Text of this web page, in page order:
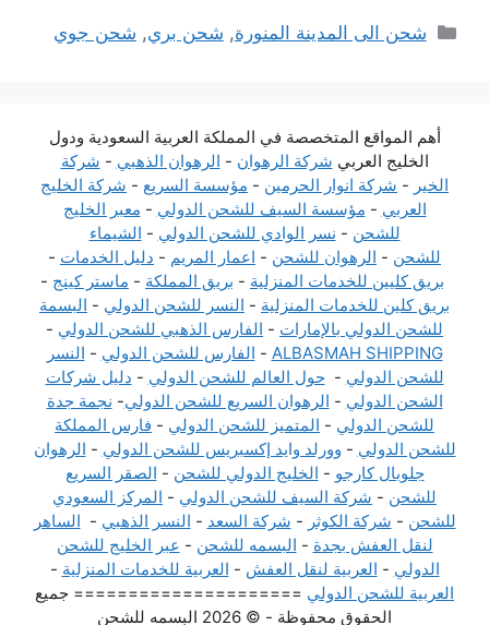
التصنيفات
شحن الى المدينة المنورة, شحن بري, شحن جوي
أهم المواقع المتخصصة في المملكة العربية السعودية ودول
الخليج العربي شركة الرهوان - الرهوان الذهبي - شركة
الخير - شركة انوار الحرمين - مؤسسة السريع - شركة الخليج
العربي - مؤسسة السيف للشحن الدولي - معبر الخليج
للشحن - نسر الوادي للشحن الدولي - الشيماء
للشحن - الرهوان للشحن - اعمار المريم - دليل الخدمات -
بريق كليين للخدمات المنزلية - بريق المملكة - ماستر كينج -
بريق كلين للخدمات المنزلية - النسر للشحن الدولي - البسمة
للشحن الدولي بالإمارات - الفارس الذهبي للشحن الدولي -
ALBASMAH SHIPPING
- الفارس للشحن الدولي - النسر
للشحن الدولي -حول العالم للشحن الدولي - دليل شركات
الشحن الدولي - الرهوان السريع للشحن الدولي- نجمة جدة
للشحن الدولي - المتميز للشحن الدولي - فارس المملكة
للشحن الدولي - وورلد وايد إكسبريس للشحن الدولي - الرهوان
جلوبال كارجو - الخليج الدولي للشحن - الصقر السريع
للشحن - شركة السيف للشحن الدولي - المركز السعودي
للشحن - شركة الكوثر - شركة السعد - النسر الذهبي - الساهر
لنقل العفش بجدة - البسمه للشحن - عبر الخليج للشحن
الدولي - العربية لنقل العفش - العربية للخدمات المنزلية -
العربية للشحن الدولي ===================== جميع
الحقوق محفوظة - © 2026 البسمه للشحن